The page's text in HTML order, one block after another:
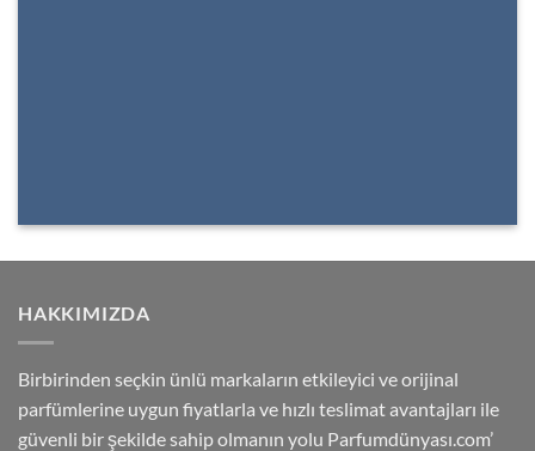
HAKKIMIZDA
Birbirinden seçkin ünlü markaların etkileyici ve orijinal
parfümlerine uygun fiyatlarla ve hızlı teslimat avantajları ile
güvenli bir şekilde sahip olmanın yolu Parfumdünyası.com’